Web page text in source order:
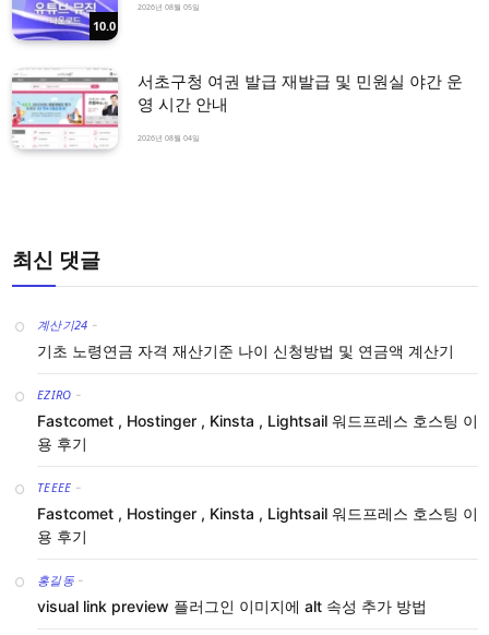
10.0
2026년 08월 05일
서초구청 여권 발급 재발급 및 민원실 야간 운
영 시간 안내
2026년 08월 04일
최신 댓글
계산기24 -
기초 노령연금 자격 재산기준 나이 신청방법 및 연금액 계산기
EZIRO -
Fastcomet , Hostinger , Kinsta , Lightsail 워드프레스 호스팅 이
용 후기
TEEEE -
Fastcomet , Hostinger , Kinsta , Lightsail 워드프레스 호스팅 이
용 후기
홍길동 -
visual link preview 플러그인 이미지에 alt 속성 추가 방법